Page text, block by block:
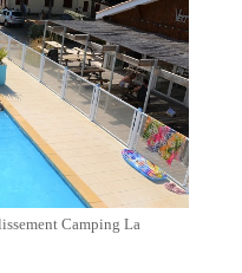
Camping La